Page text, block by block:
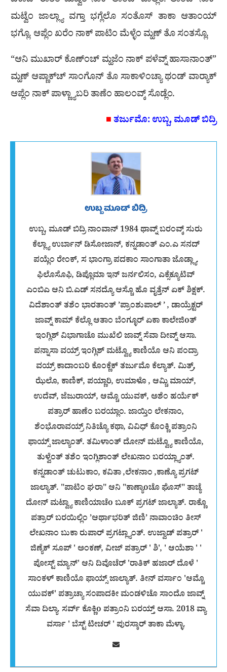
ಮಟ್ವೆಂ ಜಾಲ್ಲ್ಯಾ ವಗ್ತಾ ಭಗ್ಲೆಲೊ ಸಂತೊಸ್ ತಾಕಾ ಆತಾಂಯ್
ಭಗ್ಲೊ. ಆಪ್ಲೆಂ ಖರೆಂ ನಾಕ್ ಪಾಟಿಂ ಮೆಳ್ಳೆಂ ಮ್ಹಣ್ ತೊ ಸಂತಸ್ಲೊ.
“ಆನಿ ಮುಖಾರ್ ಕೊಣ್ಂಚ್ ಮ್ಹಜೆಂ ನಾಕ್ ಪಳೆವ್ನ್ ಹಾಸಾನಾಂತ್”
ಮ್ಹಣ್ ಆಪ್ಣಾಕ್‌ಚ್ ಸಾಂಗೊನ್ ತೊ ಸಾಕಾಳಿಂಚ್ಯಾ ಥಂಡ್ ವಾರ‍್ಯಾಕ್
ಆಪ್ಲೆಂ ನಾಕ್ ಪಾಳ್ಣ್ಯಾಬರಿ ತಾಣೆಂ ಹಾಲಂವ್ಕ್ ಸೊಡ್ಲೆಂ.
■ತರ್ಜುಮೊ: ಉಬ್ಬ, ಮೂಡ್ ಬಿದ್ರಿ
ಉಬ್ಬ ಮೂಡ್ ಬಿದ್ರಿ
ಉಬ್ಬ, ಮೂಡ್ ಬಿದ್ರಿ ನಾಂವಾನ್ 1984 ಥಾವ್ನ್ ಬರಂವ್ಕ್ ಸುರು
ಕೆಲ್ಲ್ಯಾ ಉರ್ಬಾನ್ ಡಿಸೋಜಾನ್, ಕನ್ನಡಾಂತ್ ಎಂ.ಎ ಸನದ್
ಪಯ್ಲೆಂ ರೇಂಕ್, ಸ ಭಾಂಗ್ರಾ ಪದಕಾಂ ಸಾಂಗಾತಾ ಜೊಡ್ಲ್ಯಾ.
ಫಿಲೊಸೊಫಿ, ಡಿಪ್ಲೊಮಾ ಇನ್ ಜರ್ನಲಿಸಂ, ಎಕ್ಸೆಕ್ಯೂಟಿವ್
ಎಂಬಿಎ ಆನಿ ಬಿ.ಎಡ್ ಸನದ್ಯೊ ಆಸ್ಚೊ ಹೊ ವೃತ್ತೆನ್ ಏಕ್ ಶಿಕ್ಷಕ್.
ವಿದೆಶಾಂತ್ ತಶೆಂ ಭಾರತಾಂತ್ ’ಪ್ರಾಂಶುಪಾಲ್ ’ , ಡಾಯ್ರೆಕ್ಟರ್
ಜಾವ್ನ್ ಕಾಮ್ ಕೆಲ್ಲೊ ಆತಾಂ ಬೆಂಗ್ಳೂರ್ ಏಕಾ ಕಾಲೇಜಿoತ್
ಇಂಗ್ಲಿಶ್ ವಿಭಾಗಾಚೊ ಮುಖೆಲಿ ಜಾವ್ನ್ ಸೆವಾ ದೀವ್ನ್ ಆಸಾ.
ಪನ್ನಾಸಾ ವಯ್ರ್ ಇಂಗ್ಲಿಶ್ ಮಟ್ವ್ಯೊ ಕಾಣಿಯೊ ಆನಿ ಪಂದ್ರಾ
ವಯ್ರ್ ಕಾದಾಂಬರಿ ಕೊಂಕ್ಣೆಕ್ ತರ್ಜುಮೊ ಕೆಲ್ಯಾತ್. ಮಿತ್ರ್,
ಝೆಲೊ, ಕಾಣಿಕ್, ಪಯ್ಣಾರಿ, ಉಮಾಳೊ , ಆಮ್ಚಿ ಮಾಯ್,
ಉದೆವ್, ಜೆಜುರಾಯ್, ಆಮ್ಚೊ ಯುವಕ್, ಅಶೆಂ ಹರ್ಯೆಕ್
ಪತ್ರಾರ್ ಹಾಣೆಂ ಬರಯ್ಲಾಂ. ಜಾಯ್ತಿಂ ಲೇಕನಾಂ,
ಶೆಂಭೊರಾವಯ್ರ್ ನಿತಿಚ್ಯೊ ಕಥಾ, ವಿವಿಧ್ ಕೊಂಕ್ಣಿ ಪತ್ರಾಂನಿ
ಫಾಯ್ಸ್ ಜಾಲ್ಯಾಂತ್. ತಮಿಳಾಂತ್ ದೋನ್ ಮಟ್ವ್ಯೊ ಕಾಣಿಯೊ,
ತುಳ್ವೆಂತ್ ತಶೆಂ ಇಂಗ್ಲಿಶಾಂತ್ ಲೇಖನಾಂ ಬರಯ್ಲ್ಯಾಂತ್.
ಕನ್ನಡಾಂತ್ ಚುಟುಕಾಂ, ಕವಿತಾ ,ಲೇಕನಾಂ ,ಕಾಣ್ಯೊ ಪ್ರಗಟ್
ಜಾಲ್ಯಾತ್. "ಪಾಟಿಂ ಘರಾ" ಆನಿ "ಕಾಣ್ಯಾoಚೊ ಘೊಸ್" ತಾಚ್ಯೆ
ದೋನ್ ಮಟ್ವ್ಯಾ ಕಾಣಿಯಾಚೆo ಬೂಕ್ ಪ್ರಗಟ್ ಜಾಲ್ಯಾತ್. ರಾಕ್ಣೊ
ಪತ್ರಾರ್ ಬರಯಿಲ್ಲಿಂ ’ಆರ್ಥಾಭರಿತ್ ಜಿಣಿ’ ನಾವಾಂಚಿಂ ತೀಸ್
ಲೇಖನಾಂ ಬುಕಾ ರುಪಾರ್ ಪ್ರಗಟ್ಲ್ಯಾಂತ್. ಉಜ್ವಾಡ್ ಪತ್ರಾರ್ '
ಜಿಣ್ಯೆಕ್ ಸೂಪ್ ' ಅಂಕಣ್, ವೀಜ್ ಪತ್ರಾರ್ ' ಶಿ', ' ಆಯೆಶಾ ' '
ಪೋಸ್ಟ್ ಮ್ಯಾನ್' ಆನಿ ದಿವೊಚೆರ್ 'ರಾತಿಕ್ ಹಜಾರ್ ದೊಳೆ '
ಸಾಂಕಳ್ ಕಾಣಿಯೊ ಫಾಯ್ಸ್ ಜಾಲ್ಯಾತ್. ತೀನ್ ವರ್ಸಾಂ 'ಆಮ್ಚೊ
ಯುವಕ್' ಪತ್ರಾಚ್ಯಾ ಸ೦ಪಾದಕೀ ಮಂಡಳಿಚೊ ಸಾಂದೊ ಜಾವ್ನ್
ಸೆವಾ ದಿಲ್ಯಾ. ಸರ್ವ್ ಕೊಕ್ಣಿo ಪತ್ರಾಂನಿ ಬರಯ್ತ್ ಆಸಾ. 2018 ವ್ಯಾ
ವರ್ಸಾ ' ಬೆಸ್ಟ್ ಟೀಚರ್ ' ಪುರಸ್ಕಾರ್ ತಾಕಾ ಮೆಳ್ಳಾ.